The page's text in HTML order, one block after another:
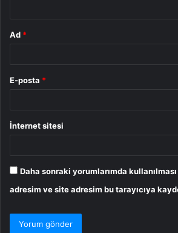
Ad *
E-posta *
İnternet sitesi
Daha sonraki yorumlarımda
adresim ve site adresim bu tarayıcıya